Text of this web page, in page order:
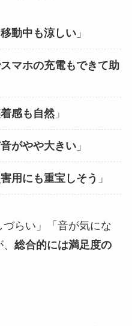
動中も涼しい 」
マホの充電もできて助
感も自然 」
がやや大きい 」
用にも重宝しそう 」
らい」「音が気にな
総合的には満足度の